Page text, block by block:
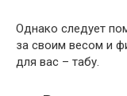
Однако следует
за своим весом и
для вас – табу.